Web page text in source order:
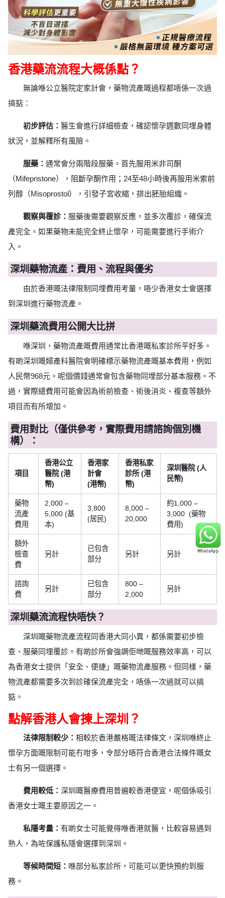
香港藥流流程大概係點？
無論喺公立醫院定家計會，藥物流產嘅過程都唔係一次過
搞掂：
初步評估： 醫生會進行詳細檢查，確認懷孕週數同埋身體
狀況，並解釋所有風險。
服藥： 通常會分兩階段服藥。首先服用米非司酮
（Mifepristone），阻斷孕酮作用；24至48小時後再服用米索前
列醇（Misoprostol），引發子宮收縮，排出胚胎組織。
觀察與覆診： 服藥後需要觀察反應，並多次覆診，確保流
產完全。如果藥物未能完全終止懷孕，可能需要進行手術介
入。
深圳藥物流產：費用、流程與優劣
由於香港嘅法律限制同埋費用考量，唔少香港女士會選擇
到深圳進行藥物流產。
深圳藥流費用公開大比拼
喺深圳，藥物流產嘅費用通常比香港嘅私家診所平好多。
有啲深圳嘅婦產科醫院會明確標示藥物流產嘅基本費用，例如
人民幣968元。呢個價錢通常會包含藥物同埋部分基本服務。不
過，實際總費用可能會因為術前檢查、術後消炎、複查等額外
項目而有所增加。
費用對比（僅供參考，實際費用請諮詢個別機
構）：
項目
香港公立
醫院 (港
幣)
香港家
計會
(港幣)
香港私家
診所 (港
幣)
深圳醫院 (人
民幣)
藥物
流產
費用
2,000 –
5,000 (基
本)
3,800
(居民)
8,000 –
20,000
約1,000 –
3,000 (藥物
費用)
額外
檢查
費
另計
已包含
部分
另計 另計
諮詢
費
另計
已包含
部分
800 –
2,000
另計
深圳藥流流程快唔快？
深圳嘅藥物流產流程同香港大同小異，都係需要初步檢
查、服藥同埋覆診。有啲診所會強調佢哋嘅服務效率高，可以
為香港女士提供「安全、便捷」嘅藥物流產服務。但同樣，藥
物流產都需要多次到診確保流產完全，唔係一次過就可以搞
掂。
點解香港人會揀上深圳？
法律限制較少： 相較於香港嚴格嘅法律條文，深圳喺終止
懷孕方面嘅限制可能冇咁多，令部分唔符合香港合法條件嘅女
士有另一個選擇。
費用較低： 深圳嘅醫療費用普遍較香港便宜，呢個係吸引
香港女士嘅主要原因之一。
私隱考量： 有啲女士可能覺得喺香港就醫，比較容易遇到
熟人，為咗保護私隱會選擇到深圳。
等候時間短： 喺部分私家診所，可能可以更快預約到服
務。